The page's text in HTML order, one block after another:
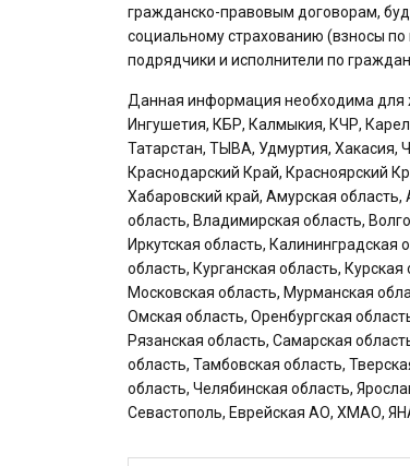
гражданско-правовым договорам,
социальному страхованию (взносы по
подрядчики и исполнители по
Данная информация необходима для
Ингушетия, КБР, Калмыкия, КЧР,
Татарстан, ТЫВА, Удмуртия, Хакасия,
Краснодарский Край, Красноярский
Хабаровский край, Амурская область,
область, Владимирская область,
Иркутская область,
область, Курганская область,
Московская область, Мурманская
Омская область, Оренбургская
Рязанская область, Самарская
область, Тамбовская область,
область, Челябинская область,
Севастополь, Еврейская АО, ХМАО,